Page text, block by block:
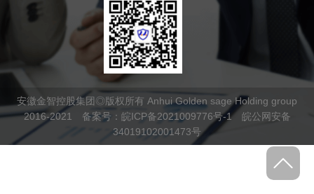
安徽金智控股集团◎版权所有 Anhui Golden sage Holding group
2016-2021 备案号： 皖ICP备2021009776号-1
皖公网安备
34019102001473号
